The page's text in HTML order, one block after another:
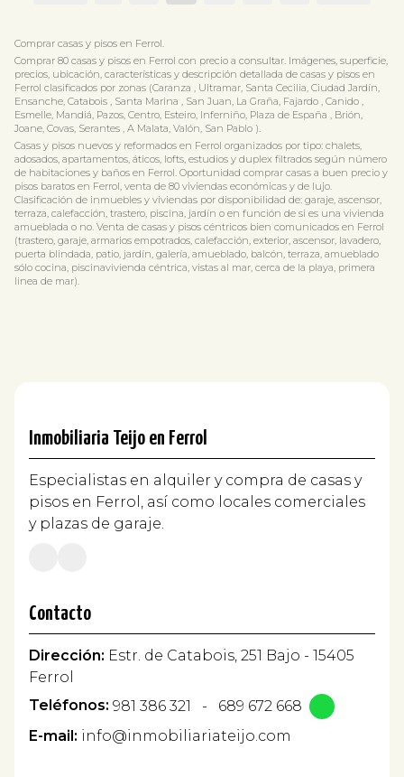
Comprar casas y pisos en Ferrol.
Comprar 80 casas y pisos en Ferrol con precio a consultar. Imágenes, superficie,
precios, ubicación, características y descripción detallada de casas y pisos en
Ferrol clasificados por zonas (Caranza , Ultramar, Santa Cecilia, Ciudad Jardín,
Ensanche, Catabois , Santa Marina , San Juan, La Graña, Fajardo , Canido ,
Esmelle, Mandiá, Pazos, Centro, Esteiro, Inferniño, Plaza de España , Brión,
Joane, Covas, Serantes , A Malata, Valón, San Pablo ).
Casas y pisos nuevos y reformados en Ferrol organizados por tipo: chalets,
adosados, apartamentos, áticos, lofts, estudios y duplex filtrados según número
de habitaciones y baños en Ferrol. Oportunidad comprar casas a buen precio y
pisos baratos en Ferrol, venta de 80 viviendas económicas y de lujo.
Clasificación de inmuebles y viviendas por disponibilidad de: garaje, ascensor,
terraza, calefacción, trastero, piscina, jardín o en función de si es una vivienda
amueblada o no. Venta de casas y pisos céntricos bien comunicados en Ferrol
(trastero, garaje, armarios empotrados, calefacción, exterior, ascensor, lavadero,
puerta blindada, patio, jardín, galería, amueblado, balcón, terraza, amueblado
sólo cocina, piscinavivienda céntrica, vistas al mar, cerca de la playa, primera
linea de mar).
Inmobiliaria Teijo en Ferrol
Especialistas en alquiler y compra de casas y
pisos en Ferrol, así como locales comerciales
y plazas de garaje.
Contacto
Dirección: Estr. de Catabois, 251 Bajo - 15405
Ferrol
Teléfonos: 981 386 321 -
689 672 668
E-mail: info@inmobiliariateijo.com